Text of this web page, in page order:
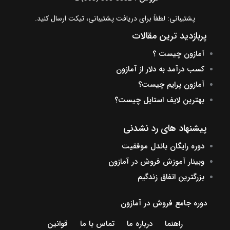
پشتیبانی: لطفاً برای دریافت پشتیبانی، تیکت ارسال کنید.
پربازدید ترین مقالات
آمازون چیست ؟
کسب درآمد به دلار از آمازون
آمازون پرایم چیست؟
بهترین لایف استایل چیست؟
پیشنهاد های رد نشدنی
دوره رایگان باندل موفقیت
وبینار آموزش فروش در آمازون
بزرگترین اتفاق زندگیم
دوره جامع فروش در آمازون
راهنما
درباره ما تماس با ما قوانین